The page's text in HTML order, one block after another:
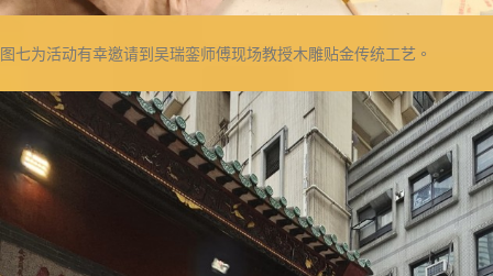
图七为活动有幸邀请到吴瑞銮师傅现场教授木雕贴金传统工艺。